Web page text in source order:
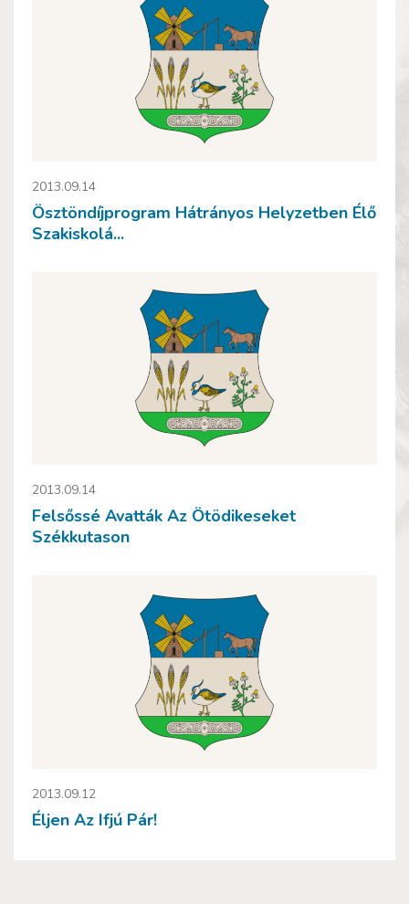
2013.09.14
Ösztöndíjprogram Hátrányos Helyzetben Élő
Szakiskolá...
2013.09.14
Felsőssé Avatták Az Ötödikeseket
Székkutason
2013.09.12
Éljen Az Ifjú Pár!